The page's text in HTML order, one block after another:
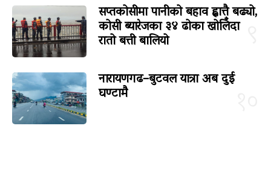
सप्तकोसीमा पानीको बहाव ह्वात्तै बढ्यो,
कोसी ब्यारेजका ३४ ढोका खोलिँदा
रातो बत्ती बालियो
नारायणगढ–बुटवल यात्रा अब दुई
घण्टामै